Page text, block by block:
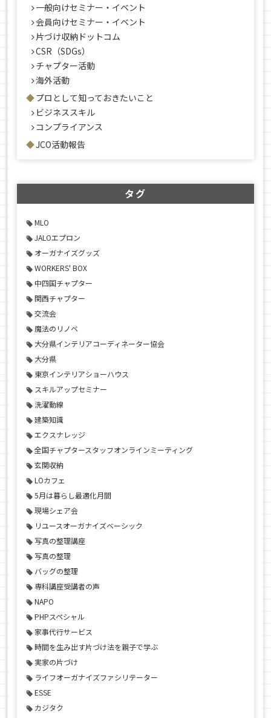
一般向けセミナー・イベント
会員向けセミナー・イベント
片づけ収納ドットコム
CSR（SDGs）
チャプター活動
海外活動
プロとして知っておきたいこと
ビジネススキル
コンプライアンス
JCO活動報告
タグ
MLO
JALOエプロン
オーガナイズグッズ
WORKERS' BOX
中四国チャプター
関西チャプター
交流会
魔法のリノベ
大分県インテリアコーディネーター協会
大分県
東京インテリアショーハウス
スキルアップセミナー
洗濯動線
建築知識
エクスナレッジ
全国チャプタースタッフオンラインミーティング
玄関収納
LOカフェ
5月は暮らし最適化月間
現場シェア会
リユースオーガナイズベーシック
写真の整理講座
写真の整理
バッグの整理
専科講座受講者の声
NAPO
PHPスペシャル
家事代行サービス
時間を生み出す片づけ法を親子で学ぶ
実家の片づけ
ライフオーガナイズファシリテーター
ESSE
カジタク